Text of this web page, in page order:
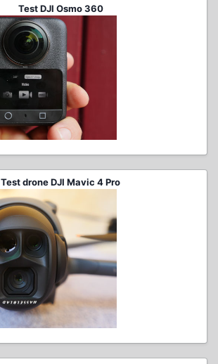
Test DJI Osmo 360
Test drone DJI Mavic 4 Pro